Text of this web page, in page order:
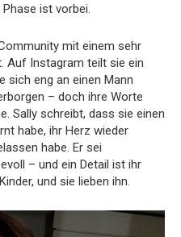
ist vorbei.
mit einem sehr
Auf Instagram teilt sie ein
sich eng an einen Mann
– doch ihre Worte
Sally schreibt, dass sie einen
habe, ihr Herz wieder
habe. Er sei
– und ein Detail ist ihr
und sie lieben ihn.